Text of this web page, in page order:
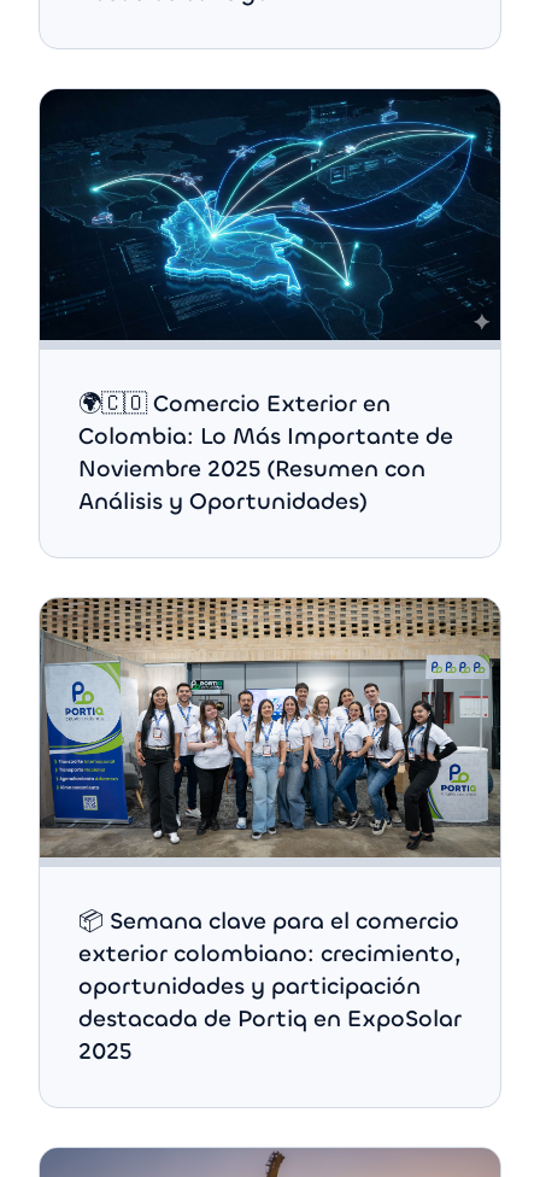
🌍🇨🇴 Comercio Exterior en
Colombia: Lo Más Importante de
Noviembre 2025 (Resumen con
Análisis y Oportunidades)
📦 Semana clave para el comercio
exterior colombiano: crecimiento,
oportunidades y participación
destacada de Portiq en ExpoSolar
2025